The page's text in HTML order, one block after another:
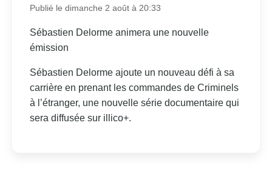
Publié le dimanche 2 août à 20:33
Sébastien Delorme animera une nouvelle
émission
Sébastien Delorme ajoute un nouveau défi à sa
carrière en prenant les commandes de Criminels
à l’étranger, une nouvelle série documentaire qui
sera diffusée sur illico+.